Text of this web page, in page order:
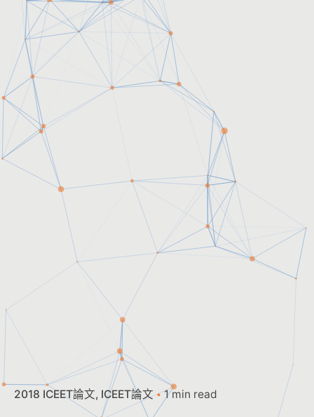
2018 ICEET論文 ICEET論文 1 min read